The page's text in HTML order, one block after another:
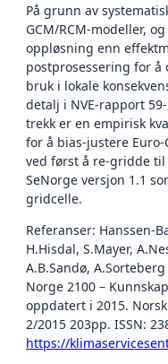
På grunn av
GCM/RCM-modeller,
oppløsning enn
postprosessering for
bruk i lokale
detalj i NVE-rapport
trekk er en empirisk
for å bias-justere
ved først å re-gridde til
SeNorge versjon 1.1
gridcelle.
Referanser: Hanssen-
H.Hisdal, S.Mayer,
A.B.Sandø,
Norge 2100 –
oppdatert i 2015.
2/2015 203pp. ISSN:
https://